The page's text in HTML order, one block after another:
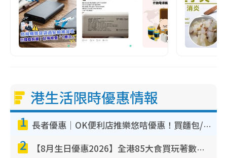
港生活限時優惠情報
1 長者優惠｜OK便利店推樂悠咭優惠！買麵包/牛奶/保健品拍卡即減
2 【8月生日優惠2026】全港85大食買玩著數攻略 自助餐/火鍋放題同行免費＋誠品/DONKI送現金券